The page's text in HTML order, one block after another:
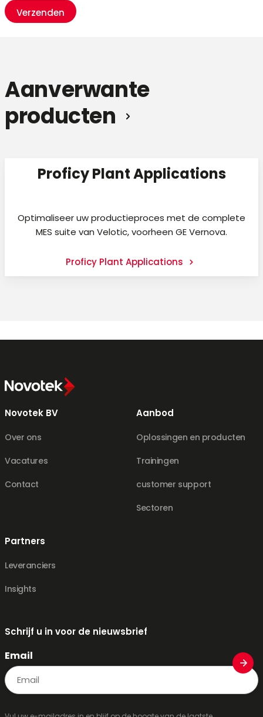
Aanverwante
producten
Proficy Plant Applications
Optimaliseer uw productieproces met de complete
MES suite van Velotic, voorheen GE Vernova.
Proficy Plant Applications
Novotek BV
Over ons
Vacatures
Contact
Aanbod
Oplossingen en producten
Trainingen
customer support
Sectoren
Partners
Leveranciers
Insights
Schrijf u in voor de nieuwsbrief
Email